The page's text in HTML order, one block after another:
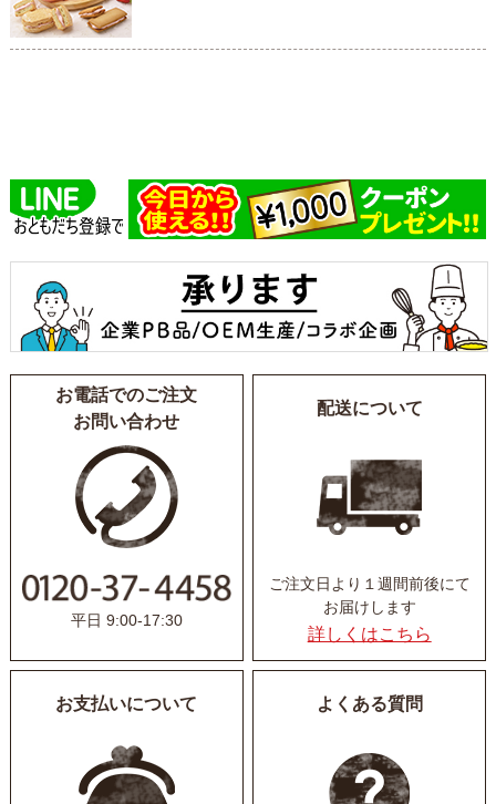
お電話でのご注文
お問い合わせ
平日 9:00-17:30
配送について
ご注文日より１週間前後にて
お届けします
詳しくはこちら
お支払いについて よくある質問